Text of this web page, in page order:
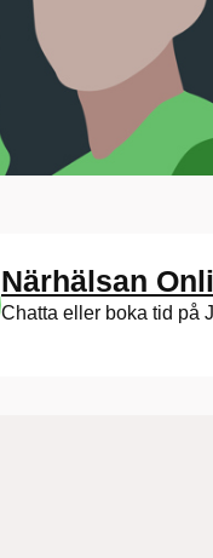
Närhälsan
Chatta eller boka tid på